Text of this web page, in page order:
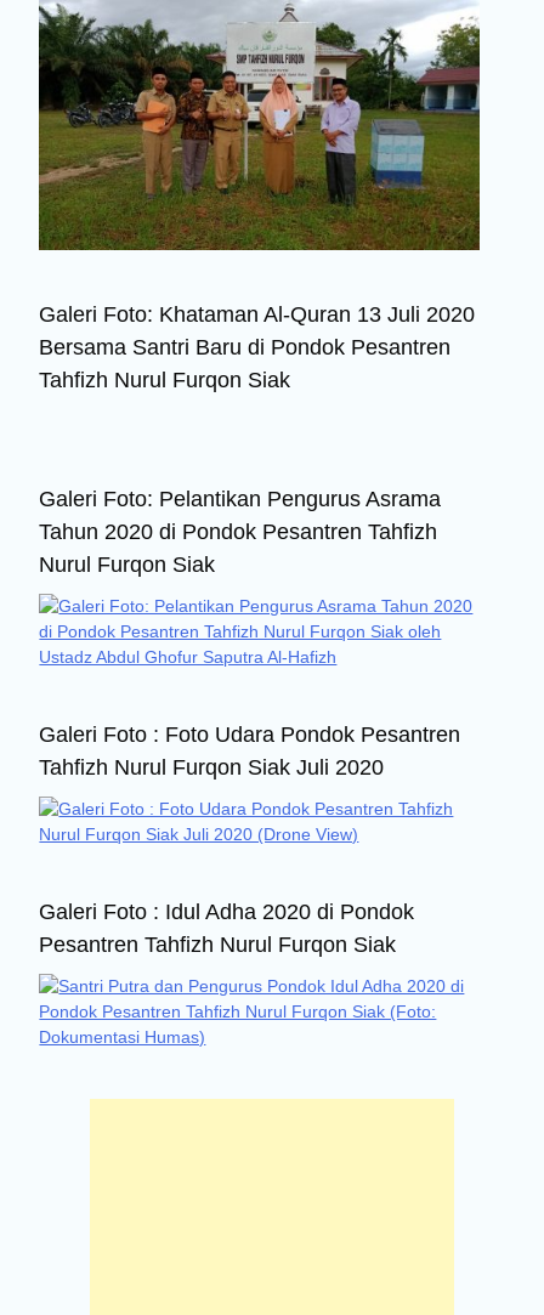
Galeri Foto: Khataman Al-Quran 13 Juli 2020
Bersama Santri Baru di Pondok Pesantren
Tahfizh Nurul Furqon Siak
Galeri Foto: Pelantikan Pengurus Asrama
Tahun 2020 di Pondok Pesantren Tahfizh
Nurul Furqon Siak
Galeri Foto : Foto Udara Pondok Pesantren
Tahfizh Nurul Furqon Siak Juli 2020
Galeri Foto : Idul Adha 2020 di Pondok
Pesantren Tahfizh Nurul Furqon Siak